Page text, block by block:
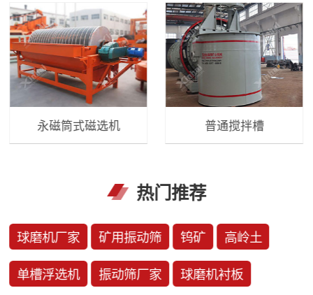
永磁筒式磁选机 普通搅拌槽
热门推荐
球磨机厂家 矿用振动筛 钨矿 高岭土
单槽浮选机 振动筛厂家 球磨机衬板